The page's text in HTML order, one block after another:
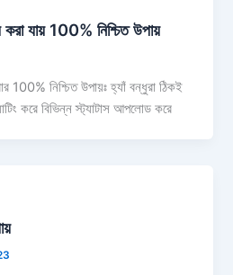
যায় 100% নিশ্চিত উপায়
100% নিশ্চিত উপায়ঃ হ্যাঁ বন্ধুরা ঠিকই
করে বিভিন্ন স্ট্যাটাস আপলোড করে